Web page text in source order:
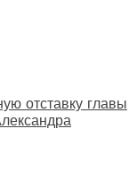
отставку главы